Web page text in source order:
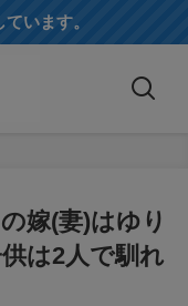
います。
嫁(妻)はゆり
は2人で馴れ